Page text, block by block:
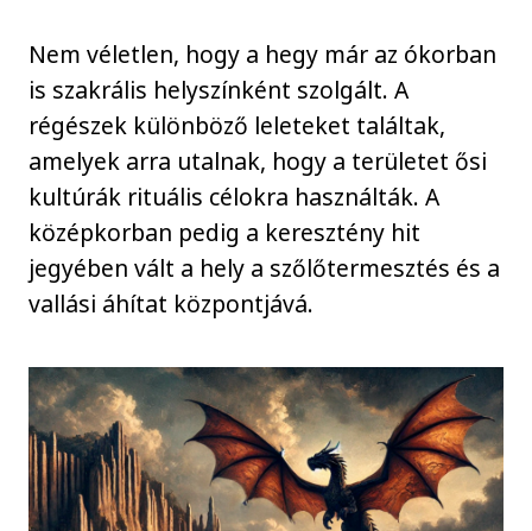
Nem véletlen, hogy a hegy már az ókorban
is szakrális helyszínként szolgált. A
régészek különböző leleteket találtak,
amelyek arra utalnak, hogy a területet ősi
kultúrák rituális célokra használták. A
középkorban pedig a keresztény hit
jegyében vált a hely a szőlőtermesztés és a
vallási áhítat központjává.